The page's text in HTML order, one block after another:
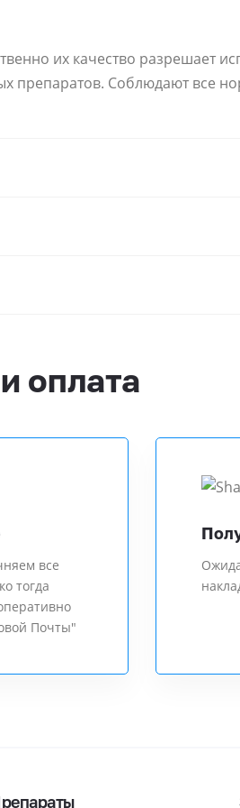
их качество разрешает
препаратов. Соблюдают все
оплата
все
тогда
Почты"